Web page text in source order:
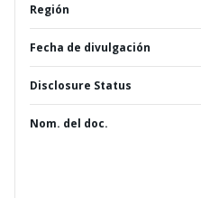
Región
Fecha de divulgación
Disclosure Status
Nom. del doc.